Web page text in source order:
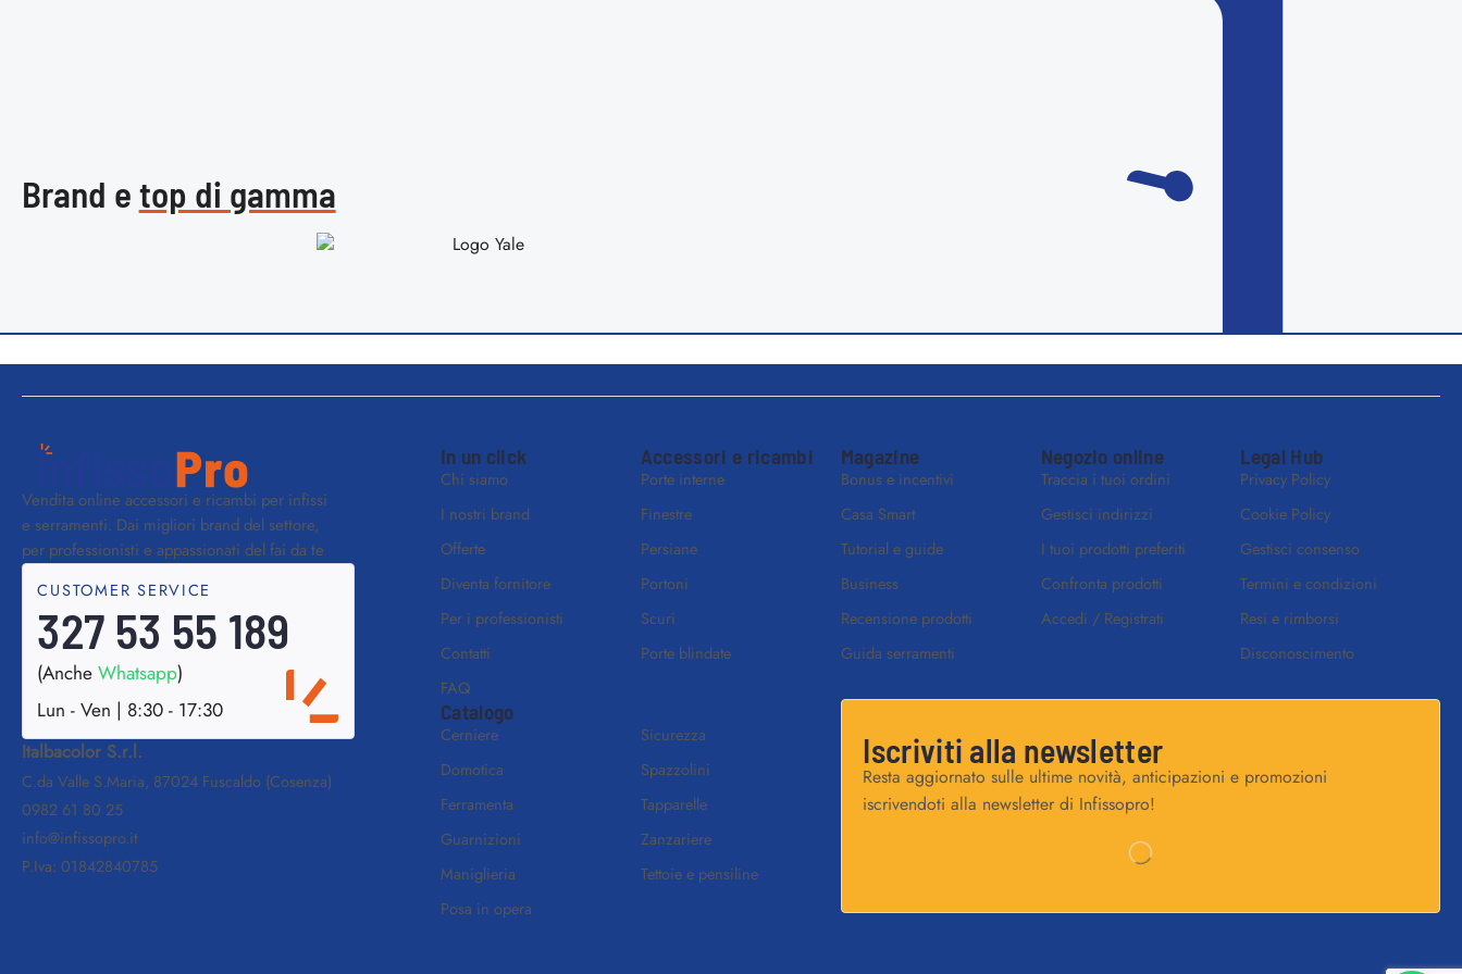
Brand e top di gamma
Vendita online accessori e ricambi per infissi
e serramenti. Dai migliori brand del settore,
per professionisti e appassionati del fai da te
CUSTOMER SERVICE
327 53 55 189
(AncheWhatsapp)
Lun - Ven | 8:30 - 17:30
Italbacolor S.r.l.
C.da Valle S.Maria, 87024 Fuscaldo (Cosenza)
0982 61 80 25
info@infissopro.it
P.Iva: 01842840785
In un click
Chi siamo
I nostri brand
Offerte
Diventa fornitore
Per i professionisti
Contatti
FAQ
Accessori e ricambi
Porte interne
Finestre
Persiane
Portoni
Scuri
Porte blindate
Magazine
Bonus e incentivi
Casa Smart
Tutorial e guide
Business
Recensione prodotti
Guida serramenti
Negozio online
Traccia i tuoi ordini
Gestisci indirizzi
I tuoi prodotti preferiti
Confronta prodotti
Accedi / Registrati
Legal Hub
Privacy Policy
Cookie Policy
Gestisci consenso
Termini e condizioni
Resi e rimborsi
Disconoscimento
Catalogo
Cerniere
Domotica
Ferramenta
Guarnizioni
Maniglieria
Posa in opera
Sicurezza
Spazzolini
Tapparelle
Zanzariere
Tettoie e pensiline
Iscriviti alla newsletter
Resta aggiornato sulle ultime novità, anticipazioni e promozioni
iscrivendoti alla newsletter di Infissopro!